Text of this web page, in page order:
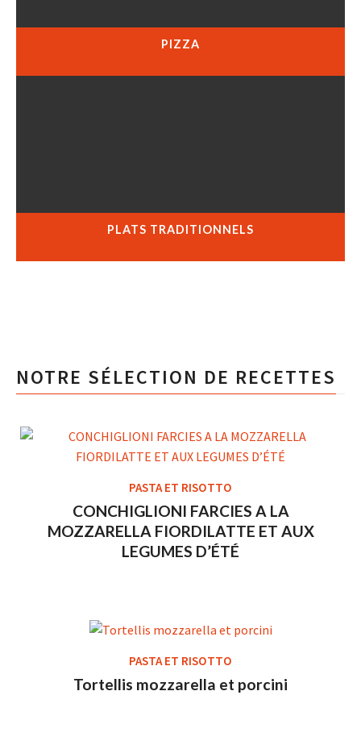
PIZZA
PLATS TRADITIONNELS
NOTRE SÉLECTION DE RECETTES
PASTA ET RISOTTO
CONCHIGLIONI FARCIES A LA
MOZZARELLA FIORDILATTE ET AUX
LEGUMES D’ÉTÉ
PASTA ET RISOTTO
Tortellis mozzarella et porcini